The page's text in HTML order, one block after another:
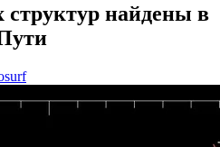
структур найдены в